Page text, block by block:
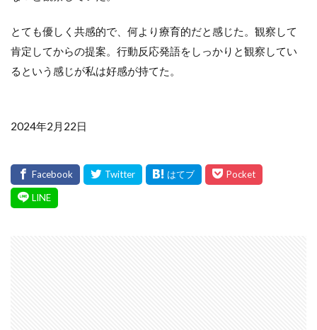
とても優しく共感的で、何より療育的だと感じた。観察して
肯定してからの提案。行動反応発語をしっかりと観察してい
るという感じが私は好感が持てた。
2024年2月22日